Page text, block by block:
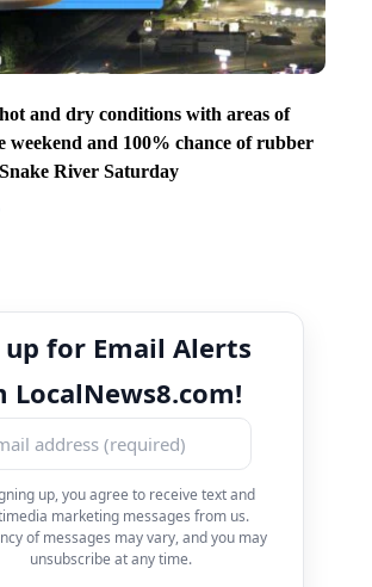
and dry conditions with areas of
weekend and 100% chance of rubber
River Saturday
up for Email Alerts
LocalNews8.com!
up, you agree to receive text and
marketing messages from us.
of messages may vary, and you may
unsubscribe at any time.